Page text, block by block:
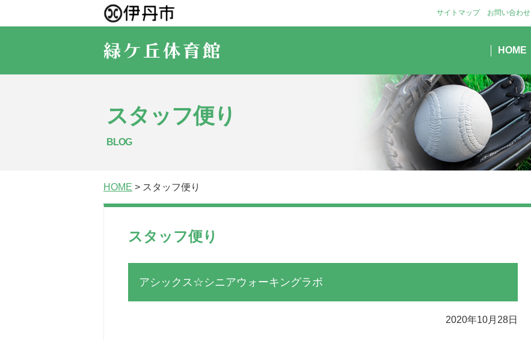
サイトマップ お問い合わせ
HOME
スタッフ便り
BLOG
HOME > スタッフ便り
スタッフ便り
アシックス☆シニアウォーキングラボ
2020年10月28日